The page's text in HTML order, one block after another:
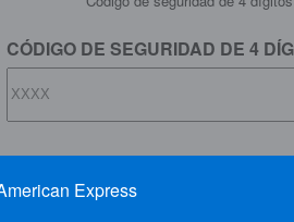
CÓDIGO DE SEGURIDAD DE 4
Express